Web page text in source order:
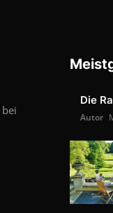
Die
Autor